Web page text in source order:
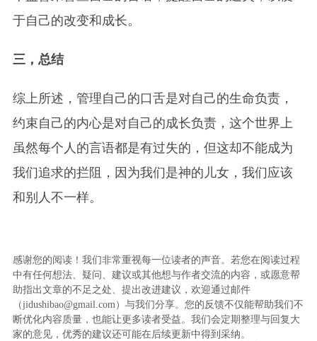
于自己的改变和成长。
三，总结
综上所述，管理自己的口舌是对自己的生命负责，
约束自己的内心是对自己的成长负责，这个世界上
虽然每个人的言语都是有过失的，但这却不能成为
我们追求的拦阻，因为我们是神的儿女，我们应该
和别人不一样。
感谢您的阅读！我们非常重视每一位读者的声音。若您在阅读过程
中有任何想法、疑问、建议或其他想与作者交流的内容，或愿意帮
助指出文章的不足之处、提出改进建议，欢迎通过邮件
（jidushibao@gmail.com）与我们分享。您的反馈不仅能帮助我们不
断优化内容质量，也能让更多读者受益。我们会定期整理与回复大
家的意见，优秀的建议还可能在后续更新中得到采纳。